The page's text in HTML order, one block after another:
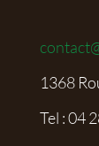
1368
Tel :04